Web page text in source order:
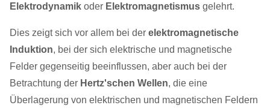
Elektrodynamik oder Elektromagnetismus gelehrt.
Dies zeigt sich vor allem bei der elektromagnetische
Induktion, bei der sich elektrische und magnetische
Felder gegenseitig beeinflussen, aber auch bei der
Betrachtung der Hertz'schen Wellen, die eine
Überlagerung von elektrischen und magnetischen Feldern